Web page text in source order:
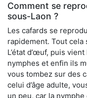
Comment se
sous-Laon ?
Les cafards se
rapidement. Tout cela
L’état d’œuf, puis
nymphes et enfin ils
vous tombez sur des
celui d’âge adulte,
un peu, car la